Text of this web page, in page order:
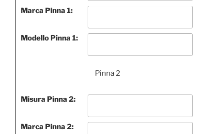
Marca Pinna 1:
Modello Pinna 1:
Pinna 2
Misura Pinna 2:
Marca Pinna 2: